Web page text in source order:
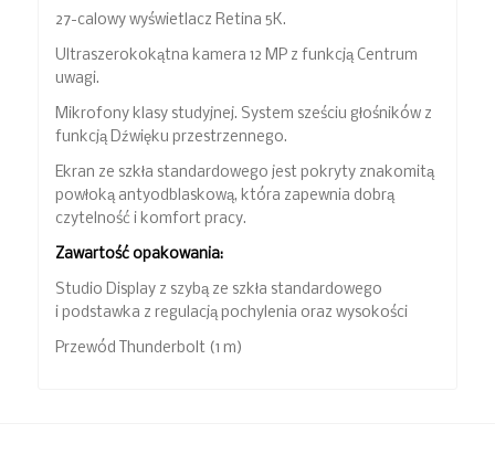
27-calowy wyświetlacz Retina 5K.
Ultraszerokokątna kamera 12 MP z funkcją Centrum
uwagi.
Mikrofony klasy studyjnej. System sześciu głośników z
funkcją Dźwięku przestrzennego.
Ekran ze szkła standardowego jest pokryty znakomitą
powłoką antyodblaskową, która zapewnia dobrą
czytelność i komfort pracy.
Zawartość opakowania:
Studio Display z szybą ze szkła standardowego
i podstawka z regulacją pochylenia oraz wysokości
Przewód Thunderbolt (1 m)